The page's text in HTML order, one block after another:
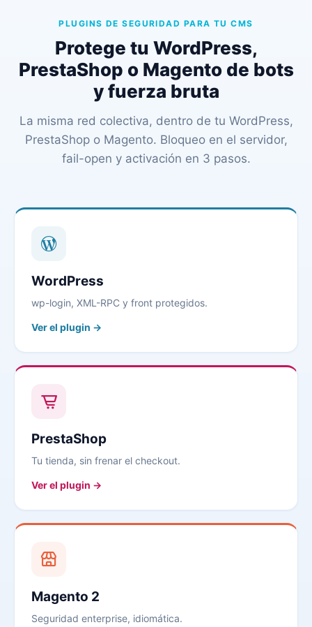
PLUGINS DE SEGURIDAD PARA TU CMS
Protege tu WordPress,
PrestaShop o Magento de bots
y fuerza bruta
La misma red colectiva, dentro de tu WordPress,
PrestaShop o Magento. Bloqueo en el servidor,
fail-open y activación en 3 pasos.
WordPress
wp-login, XML-RPC y front protegidos.
Ver el plugin →
PrestaShop
Tu tienda, sin frenar el checkout.
Ver el plugin →
Magento 2
Seguridad enterprise, idiomática.